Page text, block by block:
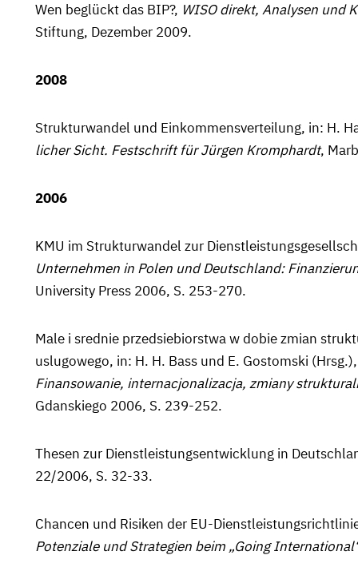
Wen beglückt das BIP?, WISO direkt, Analysen und
Stiftung, Dezember 2009.
2008
Strukturwandel und Einkommensverteilung, in: H.
licher Sicht. Festschrift für Jürgen Kromphardt,
2006
KMU im Strukturwandel zur
Unternehmen in Polen und Deutschland:
University Press 2006, S. 253-270.
Male i srednie przedsiebiorstwa w dobie zmian
uslugowego, in: H. H. Bass und E. Gostomski
Finansowanie, internacjonalizacja, zmiany
Gdanskiego 2006, S. 239-252.
Thesen zur Dienstleistungsentwicklung in
22/2006, S. 32-33.
Chancen und Risiken der EU-
Potenziale und Strategien beim „Going